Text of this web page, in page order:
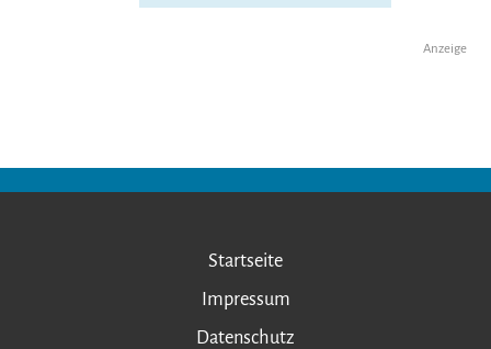
Anzeige
Startseite
Impressum
Datenschutz